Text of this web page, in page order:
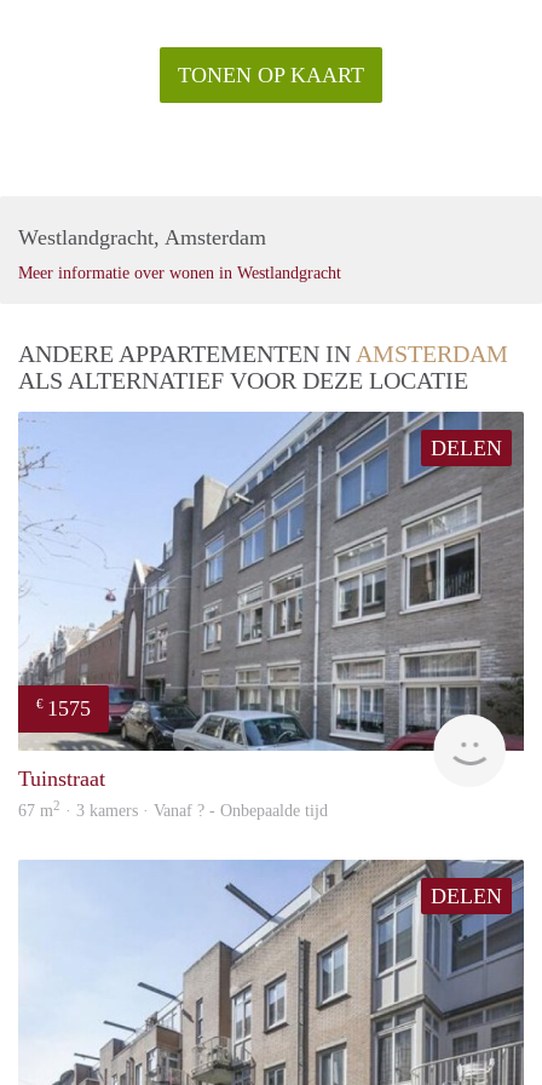
TONEN OP KAART
Westlandgracht, Amsterdam
Meer informatie over wonen in Westlandgracht
ANDERE APPARTEMENTEN IN AMSTERDAM
ALS ALTERNATIEF VOOR DEZE LOCATIE
DELEN
€ 1575
Tuinstraat
67 m2 · 3 kamers · Vanaf ? - Onbepaalde tijd
DELEN